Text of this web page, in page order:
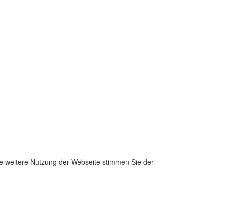
weitere Nutzung der Webseite stimmen Sie der